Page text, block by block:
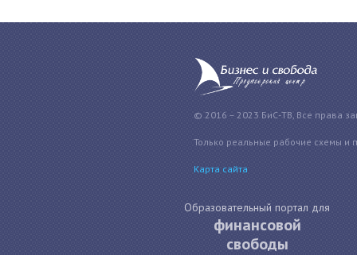
© 2016 – 2023 БиС-ТВ, Все права
Только реальные рабочие схемы и
Карта сайта
Образовательный портал для
финансовой
свободы